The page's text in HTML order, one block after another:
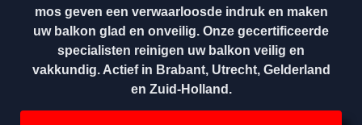
mos geven een verwaarloosde indruk en maken
uw balkon glad en onveilig. Onze gecertificeerde
specialisten reinigen uw balkon veilig en
vakkundig. Actief in Brabant, Utrecht, Gelderland
en Zuid-Holland.